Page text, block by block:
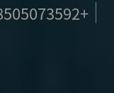
+86-18505073592